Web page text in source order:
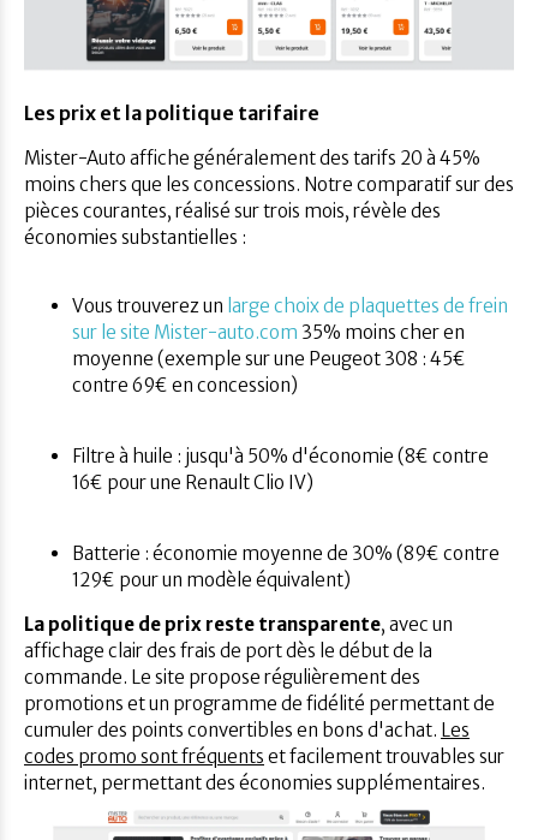
Les prix et la politique tarifaire
Mister-Auto affiche généralement des tarifs 20 à 45%
moins chers que les concessions. Notre comparatif sur des
pièces courantes, réalisé sur trois mois, révèle des
économies substantielles :
Vous trouverez un large choix de plaquettes de frein
sur le site Mister-auto.com 35% moins cher en
moyenne (exemple sur une Peugeot 308 : 45€
contre 69€ en concession)
Filtre à huile : jusqu'à 50% d'économie (8€ contre
16€ pour une Renault Clio IV)
Batterie : économie moyenne de 30% (89€ contre
129€ pour un modèle équivalent)
La politique de prix reste transparente, avec un
affichage clair des frais de port dès le début de la
commande. Le site propose régulièrement des
promotions et un programme de fidélité permettant de
cumuler des points convertibles en bons d'achat. Les
codes promo sont fréquents et facilement trouvables sur
internet, permettant des économies supplémentaires.